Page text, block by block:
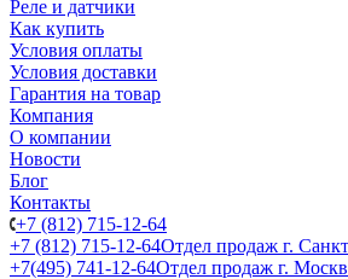
Реле и датчики
Как купить
Условия оплаты
Условия доставки
Гарантия на товар
Компания
О компании
Новости
Блог
Контакты
+7 (812) 715-12-64
+7 (812) 715-12-64Отдел продаж г.
+7(495) 741-12-64Отдел продаж г.